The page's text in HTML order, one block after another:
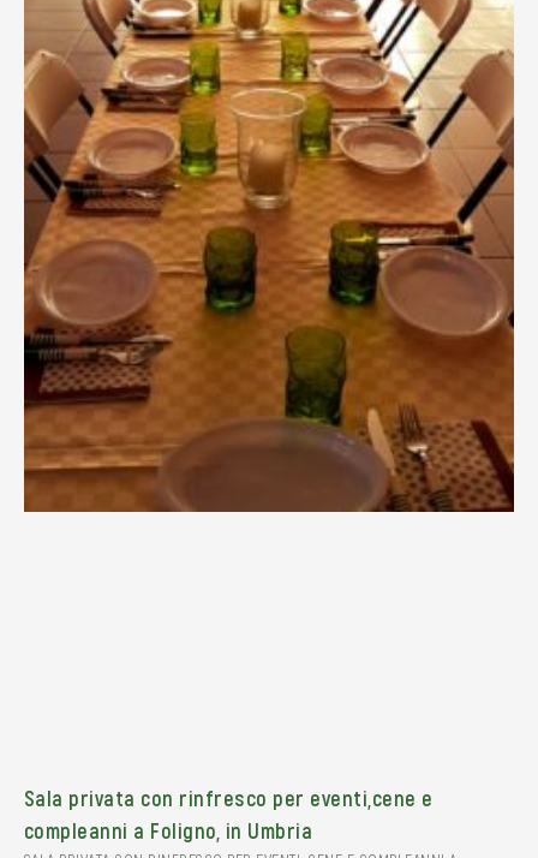
Sala privata con rinfresco per eventi,cene e
compleanni a Foligno, in Umbria